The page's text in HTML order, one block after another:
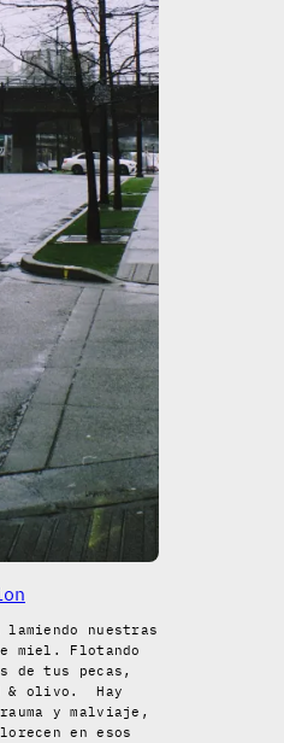
lamiendo nuestras
miel. Flotando
de tus pecas,
& olivo. Hay
y malviaje,
en esos